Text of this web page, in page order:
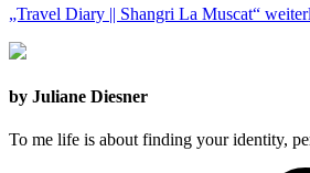
„Travel Diary || Shangri La Muscat“
by Juliane Diesner
To me life is about finding your identity,